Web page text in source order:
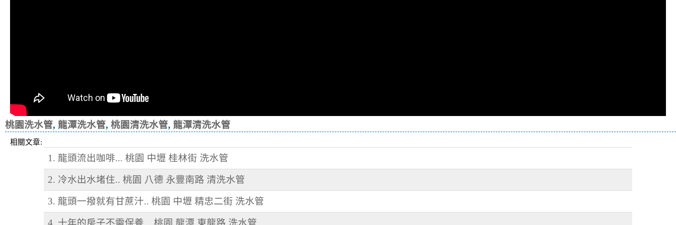
桃園洗水管, 龍潭洗水管, 桃園清洗水管, 龍潭清洗水管
相關文章:
1. 龍頭流出咖啡... 桃園 中壢 桂林街 洗水管
2. 冷水出水堵住.. 桃園 八德 永豐南路 清洗水管
3. 龍頭一撥就有甘蔗汁.. 桃園 中壢 精忠二街 洗水管
4. 十年的房子不需保養... 桃園 龍潭 東龍路 洗水管